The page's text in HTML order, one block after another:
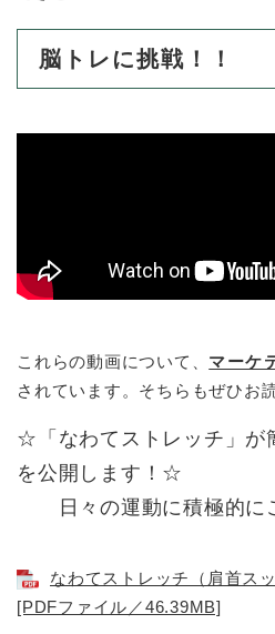
脳トレに挑戦！！
これらの動画について、 マーケ
されています。そちらもぜひお
☆「なわてストレッチ」が
を公開します！☆
日々の運動に積極的に
なわてストレッチ（肩首ス
[PDFファイル／46.39MB]